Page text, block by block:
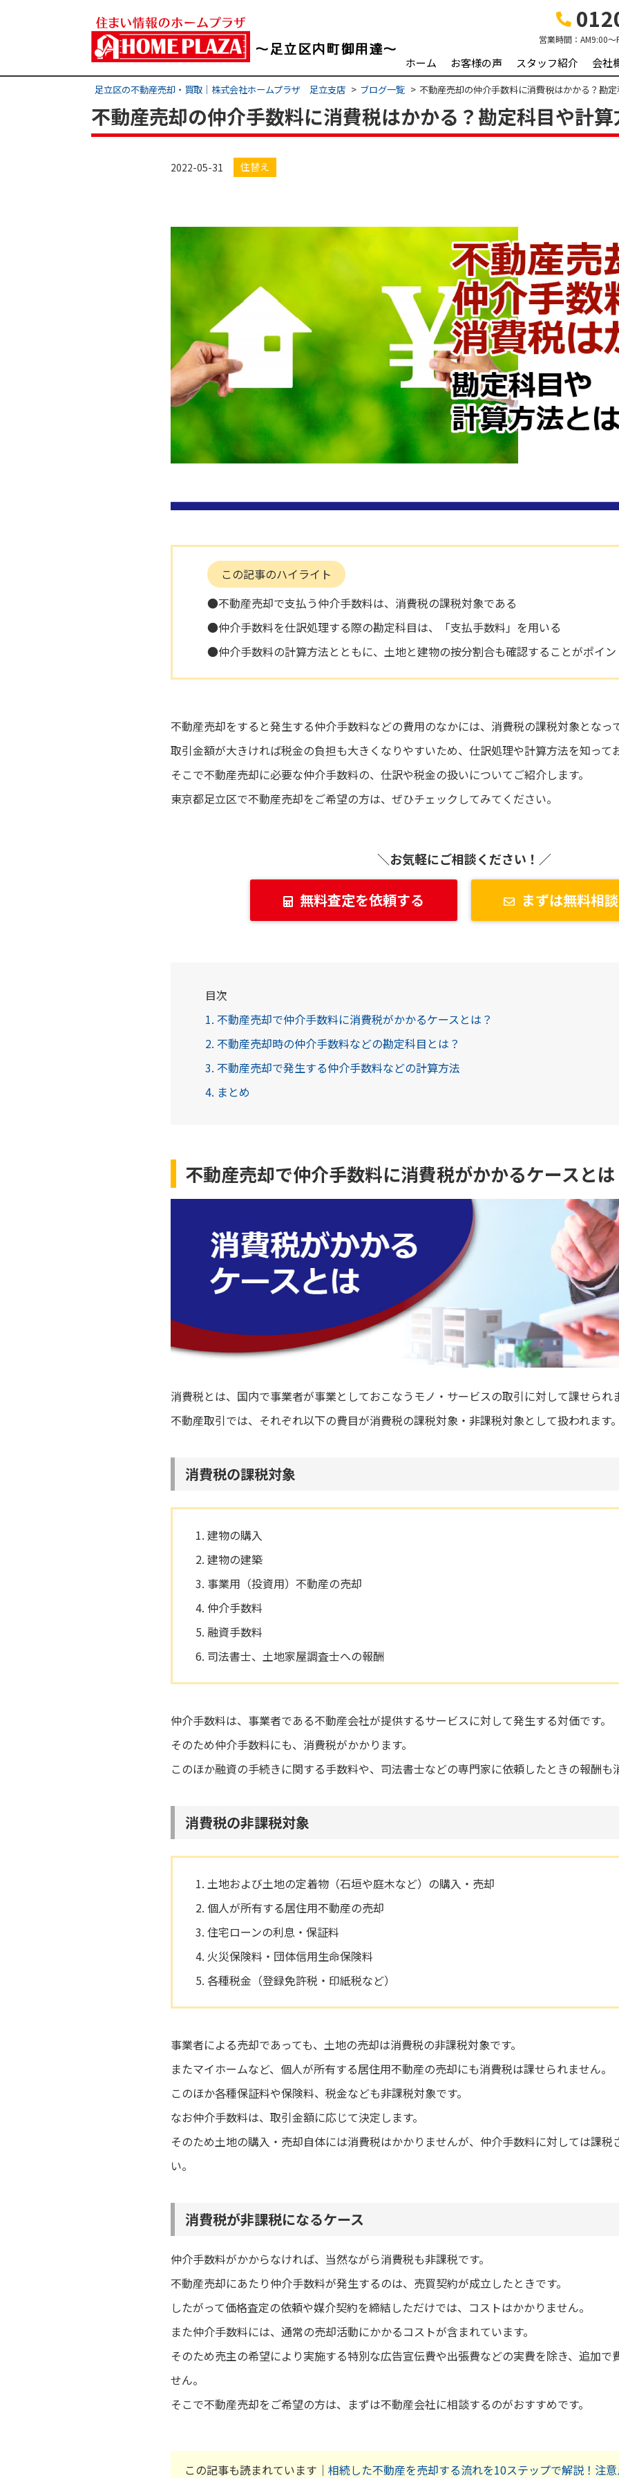
営業時間： AM9:00
ホーム お客様の声 スタッフ紹介 会社
足立区の不動産売却・買取｜株式会社ホームプラザ 足立支店 ブログ一覧 不動産売却の仲介手数料に消費税はかかる？勘
不動産売却の仲介手数料に消費税はかかる？勘定科目や計
2022-05-31 住替え
この記事のハイライト
●不動産売却で支払う仲介手数料は、消費税の課税対象である
●仲介手数料を仕訳処理する際の勘定科目は、「支払手数料」を用いる
●仲介手数料の計算方法とともに、土地と建物の按分割合も確認することがポイ
不動産売却をすると発生する仲介手数料などの費用のなかには、消費税の課税対象となっ
取引金額が大きければ税金の負担も大きくなりやすいため、仕訳処理や計算方法を知って
そこで不動産売却に必要な仲介手数料の、仕訳や税金の扱いについてご紹介します。
東京都足立区で不動産売却をご希望の方は、ぜひチェックしてみてください。
＼お気軽にご相談ください！／
無料査定を依頼する まずは無料相
目次
1. 不動産売却で仲介手数料に消費税がかかるケースとは？
2. 不動産売却時の仲介手数料などの勘定科目とは？
3. 不動産売却で発生する仲介手数料などの計算方法
4. まとめ
不動産売却で仲介手数料に消費税がかかるケースと
消費税とは、国内で事業者が事業としておこなうモノ・サービスの取引に対して課せられ
不動産取引では、それぞれ以下の費目が消費税の課税対象・非課税対象として扱われます
消費税の課税対象
建物の購入
建物の建築
事業用（投資用）不動産の売却
仲介手数料
融資手数料
司法書士、土地家屋調査士への報酬
仲介手数料は、事業者である不動産会社が提供するサービスに対して発生する対価です。
そのため仲介手数料にも、消費税がかかります。
このほか融資の手続きに関する手数料や、司法書士などの専門家に依頼したときの報酬も
消費税の非課税対象
土地および土地の定着物（石垣や庭木など）の購入・売却
個人が所有する居住用不動産の売却
住宅ローンの利息・保証料
火災保険料・団体信用生命保険料
各種税金（登録免許税・印紙税など）
事業者による売却であっても、土地の売却は消費税の非課税対象です。
またマイホームなど、個人が所有する居住用不動産の売却にも消費税は課せられません。
このほか各種保証料や保険料、税金なども非課税対象です。
なお仲介手数料は、取引金額に応じて決定します。
そのため土地の購入・売却自体には消費税はかかりませんが、仲介手数料に対しては課
い。
消費税が非課税になるケース
仲介手数料がかからなければ、当然ながら消費税も非課税です。
不動産売却にあたり仲介手数料が発生するのは、売買契約が成立したときです。
したがって価格査定の依頼や媒介契約を締結しただけでは、コストはかかりません。
また仲介手数料には、通常の売却活動にかかるコストが含まれています。
そのため売主の希望により実施する特別な広告宣伝費や出張費などの実費を除き、追加で
せん。
そこで不動産売却をご希望の方は、まずは不動産会社に相談するのがおすすめです。
この記事も読まれています｜ 相続した不動産を売却する流れを10ステップで解説！注